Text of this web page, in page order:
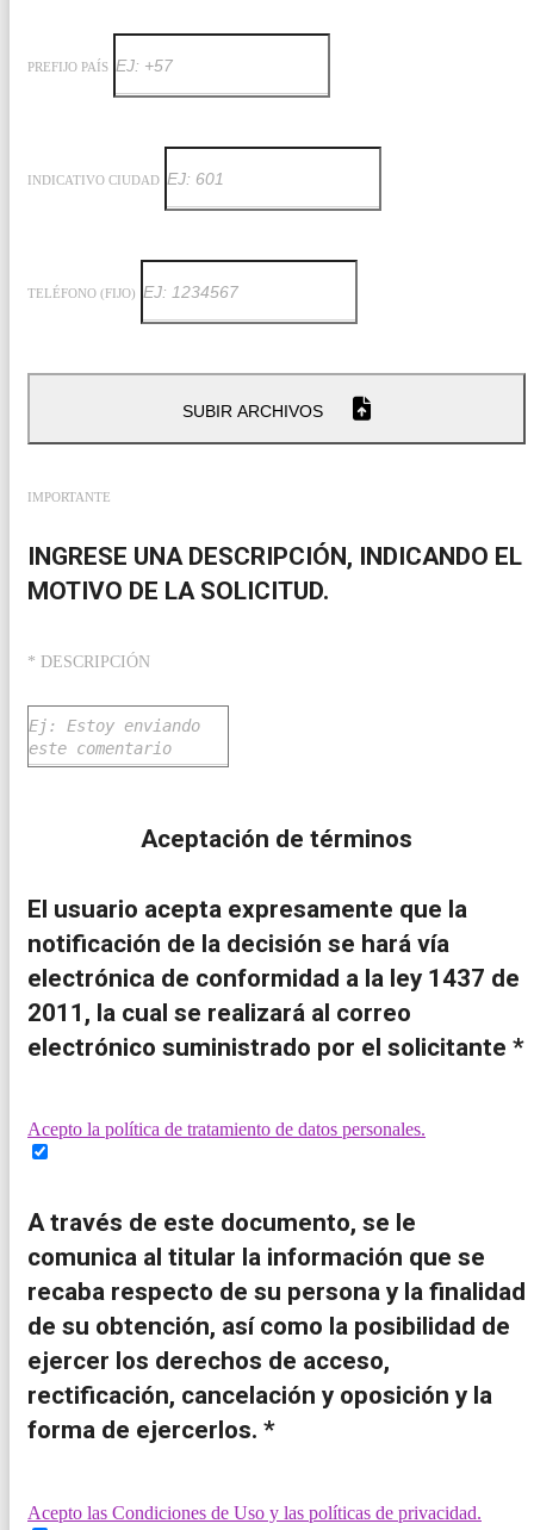
PREFIJO PAÍS
INDICATIVO CIUDAD
TELÉFONO (FIJO)
SUBIR ARCHIVOS
IMPORTANTE
INGRESE UNA DESCRIPCIÓN, INDICANDO EL
MOTIVO DE LA SOLICITUD.
* DESCRIPCIÓN
Aceptación de términos
El usuario acepta expresamente que la
notificación de la decisión se hará vía
electrónica de conformidad a la ley 1437 de
2011, la cual se realizará al correo
electrónico suministrado por el solicitante *
Acepto la política de tratamiento de datos personales.
A través de este documento, se le
comunica al titular la información que se
recaba respecto de su persona y la finalidad
de su obtención, así como la posibilidad de
ejercer los derechos de acceso,
rectificación, cancelación y oposición y la
forma de ejercerlos. *
Acepto las Condiciones de Uso y las políticas de privacidad.